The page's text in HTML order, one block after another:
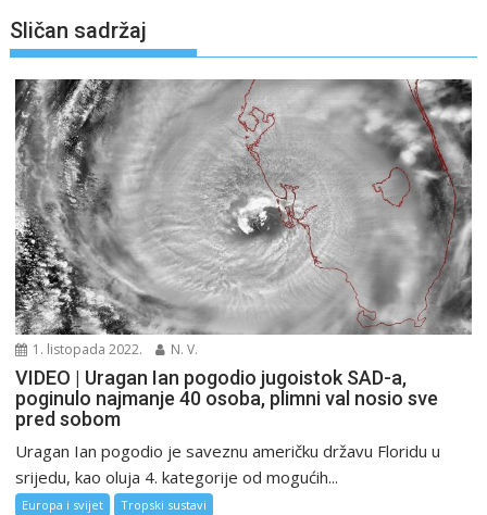
Sličan sadržaj
1. listopada 2022. N. V.
VIDEO | Uragan Ian pogodio jugoistok SAD-a,
poginulo najmanje 40 osoba, plimni val nosio sve
pred sobom
Uragan Ian pogodio je saveznu američku državu Floridu u
srijedu, kao oluja 4. kategorije od mogućih...
Europa i svijet Tropski sustavi